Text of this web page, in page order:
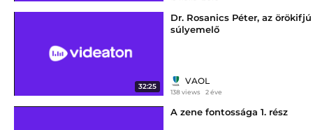
32:25
Dr. Rosanics Péter, az örökifjú
súlyemelő
VAOL
138 views 2 éve
A zene fontossága 1. rész